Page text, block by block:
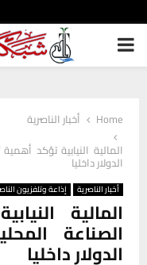
PRIMARY
Home
أخبار الناصرية
المالية النيابية تؤكد
الدولار داخليا
أخبار الناصرية إذاعة وتلفزيون
المالية
الصناعة
الدولار داخليا